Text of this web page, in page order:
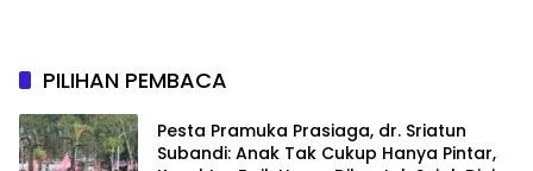
PILIHAN PEMBACA
Pesta Pramuka Prasiaga, dr. Sriatun
Subandi: Anak Tak Cukup Hanya Pintar,